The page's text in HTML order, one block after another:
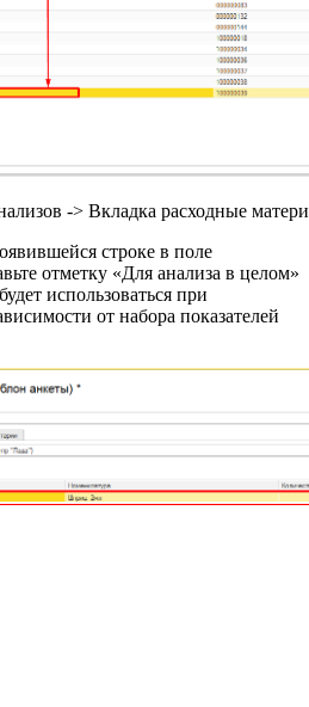
-> Вкладка расходные
строке в поле
отметку «Для анализа в целом»
использоваться при
от набора показателей